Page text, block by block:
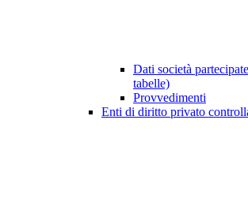
Dati società
tabelle)
Provvedimenti
Enti di diritto privato